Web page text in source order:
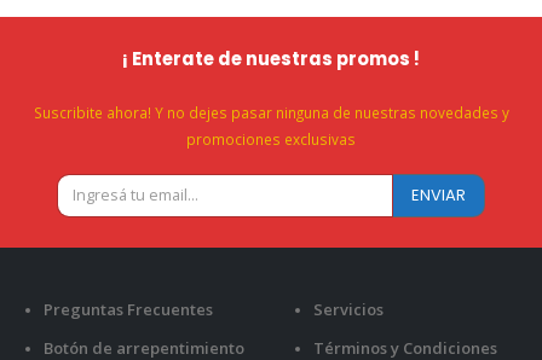
¡ Enterate de nuestras promos !
Suscribite ahora! Y no dejes pasar ninguna de nuestras novedades y
promociones exclusivas
Preguntas Frecuentes
Botón de arrepentimiento
Servicios
Términos y Condiciones